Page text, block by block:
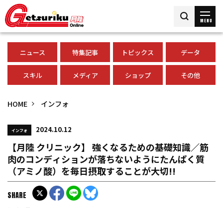
MENU
ニュース 特集記事 トピックス データ
スキル メディア ショップ その他
HOME インフォ
インフォ 2024.10.12
【月陸 クリニック】 強くなるための基礎知識／筋
肉のコンディションが落ちないようにたんぱく質
（アミノ酸）を毎日摂取することが大切!!
SHARE